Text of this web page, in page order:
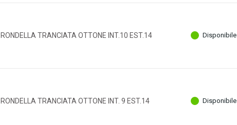
RONDELLA TRANCIATA OTTONE INT.10 EST.14 Disponibile
RONDELLA TRANCIATA OTTONE INT. 9 EST.14 Disponibile